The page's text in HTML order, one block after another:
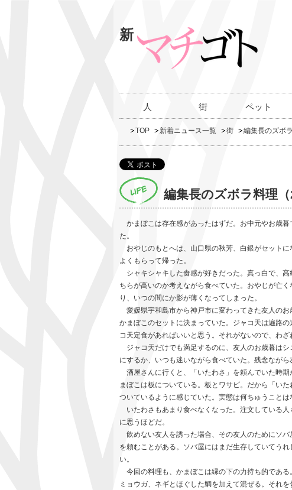
新
人 街 ペット
TOP 新着ニュース一覧 街 編集長のズボ
編集長のズボラ料理
かまぼこは存在感があったはずだ。お中元やお歳暮
た。
おやじのもとへは、山口県の秋芳、白銀がセットに
よくもらって帰った。
シャキシャキした食感が好きだった。真っ白で、
ちらが高いのか考えながら食べていた。おやじが亡
り、いつの間にか影が薄くなってしまった。
愛媛県宇和島市から神戸市に変わってきた友人のお
かまぼこのセットに決まっていた。ジャコ天は遍路
コ天定食があればいいと思う。それがないので、わざ
ジャコ天だけでも満足するのに、友人のお歳暮は
にするか、いつも迷いながら食べていた。残念なが
酒屋さんに行くと、「いたわさ」を頼んでいた時
まぼこは板についている。板とワサビ。だから「い
ついているように感じていた。実態は何ちゅうこと
いたわさもあまり食べなくなった。注文している
に思うほどだ。
飲めない友人を誘った場合、その友人のためにソ
を頼むことがある。ソバ屋にはまだ生存していてう
い。
今回の料理も、かまぼこは縁の下の力持ち的である
ミョウガ、ネギとほぐした鯛を加えて混ぜる。それ